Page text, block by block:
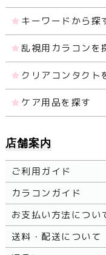
キーワードから探
乱視用カラコンを
クリアコンタクト
ケア用品を探す
店舗案内
ご利用ガイド
カラコンガイド
お支払い方法につい
送料・配送について